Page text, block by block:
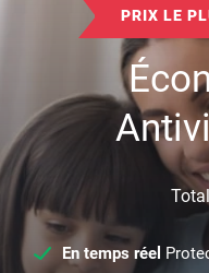
PRIX LE
En temps réel